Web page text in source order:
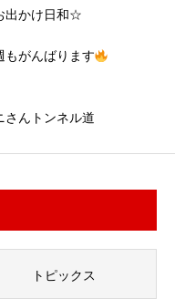
かけ日和☆
もがんばります
さんトンネル道
トピックス